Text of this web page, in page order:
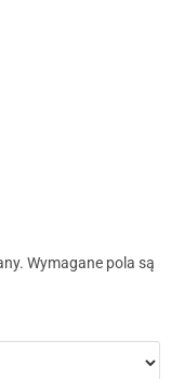
Wymagane pola są